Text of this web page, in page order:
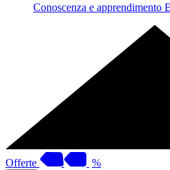
Conoscenza e apprendimento
Offerte %